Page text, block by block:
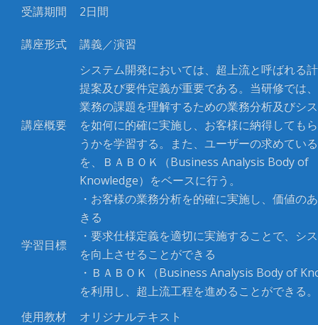
受講期間 2日間
講座形式 講義／演習
講座概要
システム開発においては、超上流と呼ばれる
提案及び要件定義が重要である。当研修では
業務の課題を理解するための業務分析及びシ
を如何に的確に実施し、お客様に納得しても
うかを学習する。また、ユーザーの求めてい
を、ＢＡＢＯＫ（Business Analysis Body of
Knowledge）をベースに行う。
学習目標
・お客様の業務分析を的確に実施し、価値の
きる
・要求仕様定義を適切に実施することで、シ
を向上させることができる
・ＢＡＢＯＫ（Business Analysis Body of
を利用し、超上流工程を進めることができる。
使用教材
オリジナルテキスト